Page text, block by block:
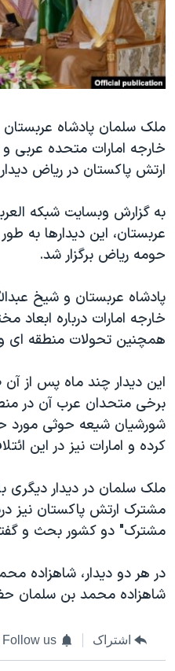
فرهنگ و زندگی
حقوق شهروندی
اقتصادی
اسرائیل در جنگ
گالری عکس
مستندها
انتخابات ریاست جمهوری آمریکا ۲۰۲۴
حمله جمهوری اسلامی به
ورزش زنان در ایران
اعتراضات زن، زندگی، آزادی
تریبونال مردمی آبان ۹۸
دادگاه حمید نوری
قانون شفافیت دارائی کادر
اعتراضات مردمی آبان ۹۸
نرگس محمدی برنده جایزه
همایش محافظه‌کاران آمریکا
صفحه‌های ویژه
دنبال کنید
زبانهای مختلف
ملک سلمان پادشاه
خارجه امارات متحده
ارتش پاکستان در ریاض
به گزارش وبسایت شبکه
عربستان، این دیدارها به
حومه ریاض برگزار شد.
پادشاه عربستان و شیخ
خارجه امارات درباره ابعاد
همچنین تحولات منطقه ای
این دیدار چند ماه پس از
برخی متحدان عرب آن در
شورشیان شیعه حوثی مورد
کرده‌ و امارات نیز در این
ملک سلمان در دیدار
مشترک ارتش پاکستان نیز
مشترک" دو کشور بحث و
در هر دو دیدار، شاهزاده
شاهزاده محمد بن سلمان
اشتراک Follow us